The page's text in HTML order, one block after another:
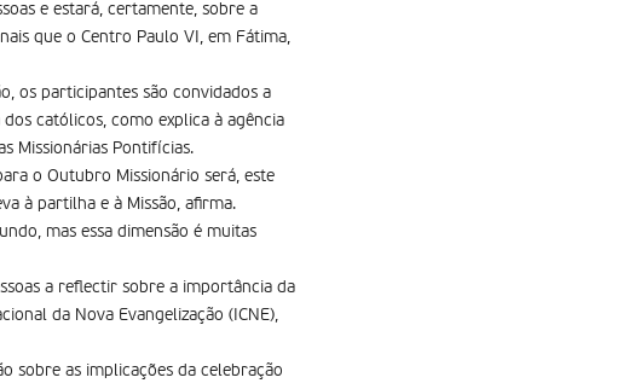
e estará, certamente, sobre a
que o Centro Paulo VI, em Fátima,
os participantes são convidados a
católicos, como explica à agência
Missionárias Pontifícias.
o Outubro Missionário será, este
à partilha e à Missão, afirma.
mas essa dimensão é muitas
a reflectir sobre a importância da
da Nova Evangelização (ICNE),
sobre as implicações da celebração